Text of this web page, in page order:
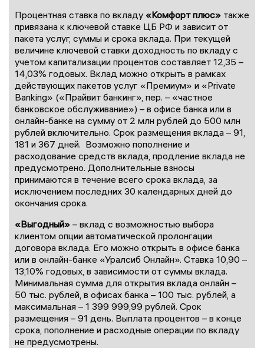
Процентная ставка по вкладу «Комфорт плюс» также
привязана к ключевой ставке ЦБ РФ и зависит от
пакета услуг, суммы и срока вклада. При текущей
величине ключевой ставки доходность по вкладу с
учетом капитализации процентов составляет 12,35 –
14,03% годовых. Вклад можно открыть в рамках
действующих пакетов услуг «Премиум» и «Private
Banking» («Прайвит банкинг», пер. – «частное
банковское обслуживание») – в офисе банка или в
онлайн-банке на сумму от 2 млн рублей до 500 млн
рублей включительно. Срок размещения вклада – 91,
181 и 367 дней. Возможно пополнение и
расходование средств вклада, продление вклада не
предусмотрено. Дополнительные взносы
принимаются в течение всего срока вклада, за
исключением последних 30 календарных дней до
окончания срока.
«Выгодный» – вклад с возможностью выбора
клиентом опции автоматической пролонгации
договора вклада. Его можно открыть в офисе банка
или в онлайн-банке «Уралсиб Онлайн». Ставка 10,90 –
13,10% годовых, в зависимости от суммы вклада.
Минимальная сумма для открытия вклада онлайн –
50 тыс. рублей, в офисах банка – 100 тыс. рублей, а
максимальная – 1 399 999,99 рублей. Срок
размещения – 91 день. Выплата процентов – в конце
срока, пополнение и расходные операции по вкладу
не предусмотрены.